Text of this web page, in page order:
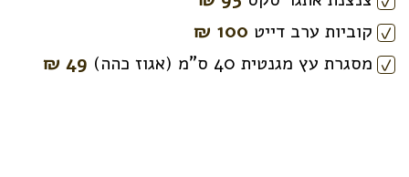
קוביות ערב דייט 100 ₪
מסגרת עץ מגנטית 40 ס”מ (אגוז כהה)
49 ₪